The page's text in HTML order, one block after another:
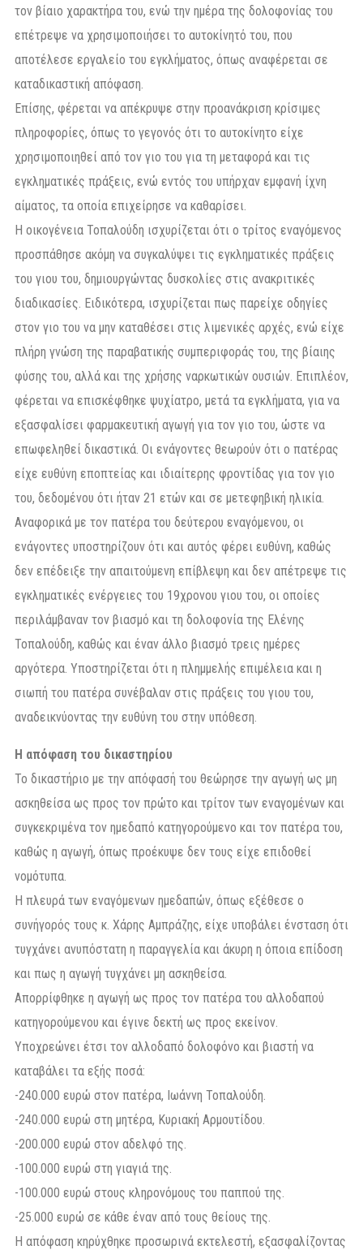
τον βίαιο χαρακτήρα του, ενώ την ημέρα της δολοφονίας του
επέτρεψε να χρησιμοποιήσει το αυτοκίνητό του, που
αποτέλεσε εργαλείο του εγκλήματος, όπως αναφέρεται σε
καταδικαστική απόφαση.
Επίσης, φέρεται να απέκρυψε στην προανάκριση κρίσιμες
πληροφορίες, όπως το γεγονός ότι το αυτοκίνητο είχε
χρησιμοποιηθεί από τον γιο του για τη μεταφορά και τις
εγκληματικές πράξεις, ενώ εντός του υπήρχαν εμφανή ίχνη
αίματος, τα οποία επιχείρησε να καθαρίσει.
Η οικογένεια Τοπαλούδη ισχυρίζεται ότι ο τρίτος εναγόμενος
προσπάθησε ακόμη να συγκαλύψει τις εγκληματικές πράξεις
του γιου του, δημιουργώντας δυσκολίες στις ανακριτικές
διαδικασίες. Ειδικότερα, ισχυρίζεται πως παρείχε οδηγίες
στον γιο του να μην καταθέσει στις λιμενικές αρχές, ενώ είχε
πλήρη γνώση της παραβατικής συμπεριφοράς του, της βίαιης
φύσης του, αλλά και της χρήσης ναρκωτικών ουσιών. Επιπλέον,
φέρεται να επισκέφθηκε ψυχίατρο, μετά τα εγκλήματα, για να
εξασφαλίσει φαρμακευτική αγωγή για τον γιο του, ώστε να
επωφεληθεί δικαστικά. Οι ενάγοντες θεωρούν ότι ο πατέρας
είχε ευθύνη εποπτείας και ιδιαίτερης φροντίδας για τον γιο
του, δεδομένου ότι ήταν 21 ετών και σε μετεφηβική ηλικία.
Αναφορικά με τον πατέρα του δεύτερου εναγόμενου, οι
ενάγοντες υποστηρίζουν ότι και αυτός φέρει ευθύνη, καθώς
δεν επέδειξε την απαιτούμενη επίβλεψη και δεν απέτρεψε τις
εγκληματικές ενέργειες του 19χρονου γιου του, οι οποίες
περιλάμβαναν τον βιασμό και τη δολοφονία της Ελένης
Τοπαλούδη, καθώς και έναν άλλο βιασμό τρεις ημέρες
αργότερα. Υποστηρίζεται ότι η πλημμελής επιμέλεια και η
σιωπή του πατέρα συνέβαλαν στις πράξεις του γιου του,
αναδεικνύοντας την ευθύνη του στην υπόθεση.
Η απόφαση του δικαστηρίου
Το δικαστήριο με την απόφασή του θεώρησε την αγωγή ως μη
ασκηθείσα ως προς τον πρώτο και τρίτον των εναγομένων και
συγκεκριμένα τον ημεδαπό κατηγορούμενο και τον πατέρα του,
καθώς η αγωγή, όπως προέκυψε δεν τους είχε επιδοθεί
νομότυπα.
Η πλευρά των εναγόμενων ημεδαπών, όπως εξέθεσε ο
συνήγορός τους κ. Χάρης Αμπράζης, είχε υποβάλει ένσταση ότι
τυγχάνει ανυπόστατη η παραγγελία και άκυρη η όποια επίδοση
και πως η αγωγή τυγχάνει μη ασκηθείσα.
Απορρίφθηκε η αγωγή ως προς τον πατέρα του αλλοδαπού
κατηγορούμενου και έγινε δεκτή ως προς εκείνον.
Υποχρεώνει έτσι τον αλλοδαπό δολοφόνο και βιαστή να
καταβάλει τα εξής ποσά:
-240.000 ευρώ στον πατέρα, Ιωάννη Τοπαλούδη.
-240.000 ευρώ στη μητέρα, Κυριακή Αρμουτίδου.
-200.000 ευρώ στον αδελφό της.
-100.000 ευρώ στη γιαγιά της.
-100.000 ευρώ στους κληρονόμους του παππού της.
-25.000 ευρώ σε κάθε έναν από τους θείους της.
Η απόφαση κηρύχθηκε προσωρινά εκτελεστή, εξασφαλίζοντας